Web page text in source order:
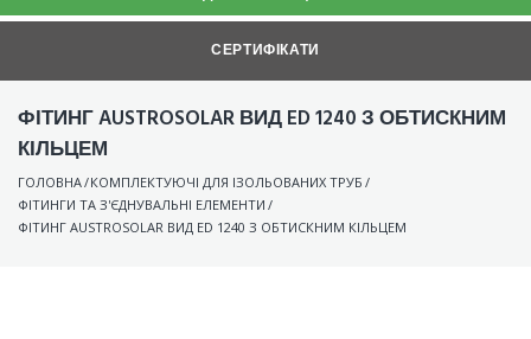
СЕРТИФІКАТИ
ФІТИНГ AUSTROSOLAR ВИД ED 1240 З ОБТИСКНИМ
КІЛЬЦЕМ
ГОЛОВНА/КОМПЛЕКТУЮЧІ ДЛЯ ІЗОЛЬОВАНИХ ТРУБ /
ФІТИНГИ ТА З'ЄДНУВАЛЬНІ ЕЛЕМЕНТИ /
ФІТИНГ AUSTROSOLAR ВИД ED 1240 З ОБТИСКНИМ КІЛЬЦЕМ